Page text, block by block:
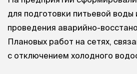
для подготовки питьевой
проведения аварийно-
Плановых работ на сетях,
с отключением холодного